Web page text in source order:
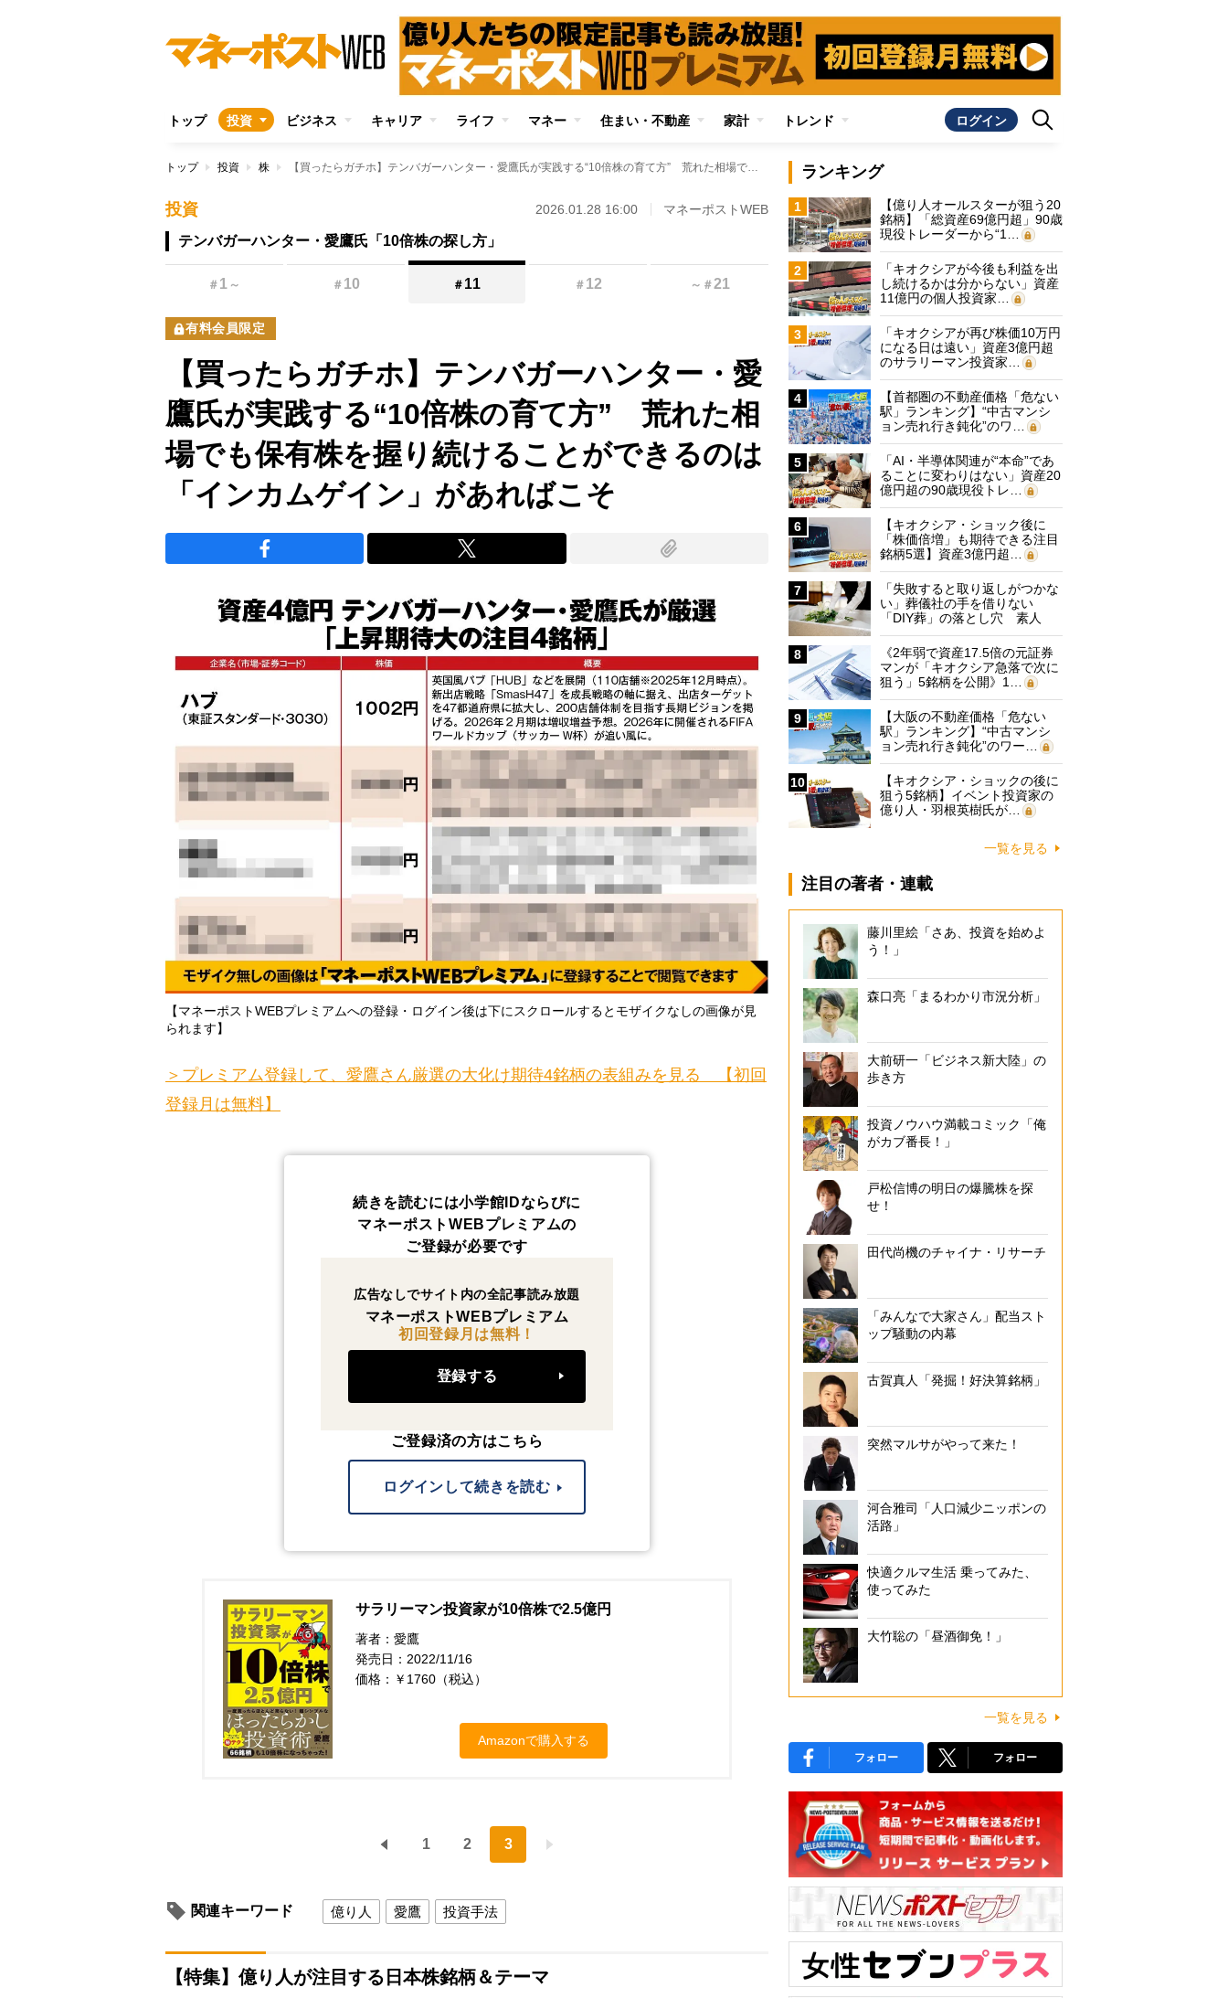
トップ 投資 ビジネス キャリア ライフ マネー 住まい・不動産 家計 トレンド ログイン
トップ 投資 株 【買ったらガチホ】テンバガーハンター・愛鷹氏が実践する“10倍株の育て方” 荒れた相場でも保有株を握り続けることができるのは「インカムゲイン」があればこそ
投資 2026.01.28 16:00 マネーポストWEB
テンバガーハンター・愛鷹氏「10倍株の探し方」
＃ 1 ～ ＃ 10 ＃ 11 ＃ 12 ～ ＃21
有料会員限定
【買ったらガチホ】テンバガーハンター・愛
鷹氏が実践する“10倍株の育て方” 荒れた相
場でも保有株を握り続けることができるのは
「インカムゲイン」があればこそ
【マネーポストWEBプレミアムへの登録・ログイン後は下にスクロールするとモザイクなしの画像が見
られます】
＞プレミアム登録して、愛鷹さん厳選の大化け期待4銘柄の表組みを見る 【初回
登録月は無料】
続きを読むには小学館IDならびに
マネーポストWEBプレミアムの
ご登録が必要です
広告なしでサイト内の全記事読み放題
マネーポストWEBプレミアム
初回登録月は無料！
登録する
ご登録済の方はこちら
ログインして続きを読む
サラリーマン投資家が10倍株で2.5億円
著者：愛鷹
発売日：2022/11/16
価格：￥1760（税込）
Amazonで購入する
1 2 3
関連キーワード 億り人 愛鷹 投資手法
【特集】億り人が注目する日本株銘柄＆テーマ
ランキング
1
【億り人オールスターが狙う20
銘柄】「総資産69億円超」90歳
現役トレーダーから“1…
2
「キオクシアが今後も利益を出
し続けるかは分からない」資産
11億円の個人投資家…
3
「キオクシアが再び株価10万円
になる日は遠い」資産3億円超
のサラリーマン投資家…
4
【首都圏の不動産価格「危ない
駅」ランキング】“中古マンシ
ョン売れ行き鈍化”のワ…
5
「AI・半導体関連が“本命”であ
ることに変わりはない」資産20
億円超の90歳現役トレ…
6
【キオクシア・ショック後に
「株価倍増」も期待できる注目
銘柄5選】資産3億円超…
7
「失敗すると取り返しがつかな
い」葬儀社の手を借りない
「DIY葬」の落とし穴 素人
に…
8
《2年弱で資産17.5倍の元証券
マンが「キオクシア急落で次に
狙う」5銘柄を公開》1…
9
【大阪の不動産価格「危ない
駅」ランキング】“中古マンシ
ョン売れ行き鈍化”のワー…
10
【キオクシア・ショックの後に
狙う5銘柄】イベント投資家の
億り人・羽根英樹氏が…
一覧を見る
注目の著者・連載
藤川里絵「さあ、投資を始めよ
う！」
森口亮「まるわかり市況分析」
大前研一「ビジネス新大陸」の
歩き方
投資ノウハウ満載コミック「俺
がカブ番長！」
戸松信博の明日の爆騰株を探
せ！
田代尚機のチャイナ・リサーチ
「みんなで大家さん」配当スト
ップ騒動の内幕
古賀真人「発掘！好決算銘柄」
突然マルサがやって来た！
河合雅司「人口減少ニッポンの
活路」
快適クルマ生活 乗ってみた、
使ってみた
大竹聡の「昼酒御免！」
一覧を見る
フォロー フォロー